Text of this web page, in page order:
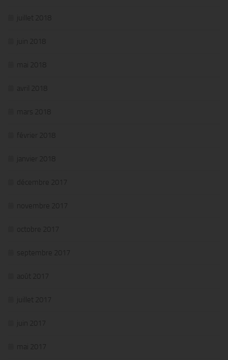
juillet 2018
juin 2018
mai 2018
avril 2018
mars 2018
février 2018
janvier 2018
décembre 2017
novembre 2017
octobre 2017
septembre 2017
août 2017
juillet 2017
juin 2017
mai 2017